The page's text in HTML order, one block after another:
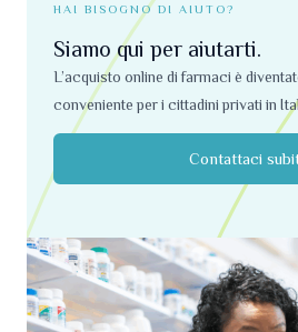
HAI BISOGNO DI AIUTO?
Siamo qui per aiutarti.
L’acquisto online di farmaci è
conveniente per i cittadini privati ​​in
Contattaci